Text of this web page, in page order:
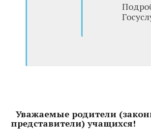
Уважаемые родители
представители) учащихся!